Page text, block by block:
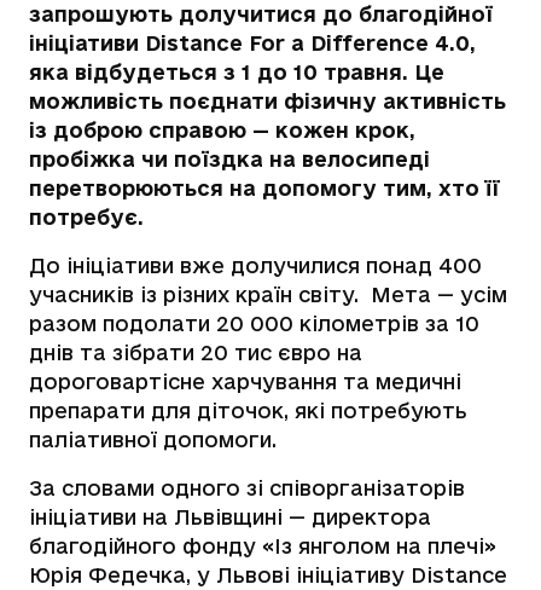
запрошують долучитися до благодійної
ініціативи Distance For a Difference 4.0,
яка відбудеться з 1 до 10 травня. Це
можливість поєднати фізичну активність
із доброю справою — кожен крок,
пробіжка чи поїздка на велосипеді
перетворюються на допомогу тим, хто її
потребує.
До ініціативи вже долучилися понад 400
учасників із різних країн світу. Мета — усім
разом подолати 20 000 кілометрів за 10
днів та зібрати 20 тис євро на
дороговартісне харчування та медичні
препарати для діточок, які потребують
паліативної допомоги.
За словами одного зі співорганізаторів
ініціативи на Львівщині — директора
благодійного фонду «Із янголом на плечі»
Юрія Федечка, у Львові ініціативу Distance